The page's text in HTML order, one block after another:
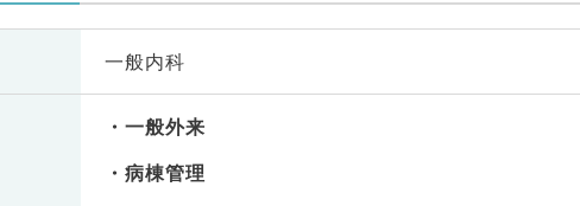
一般内科
一般外来
病棟管理